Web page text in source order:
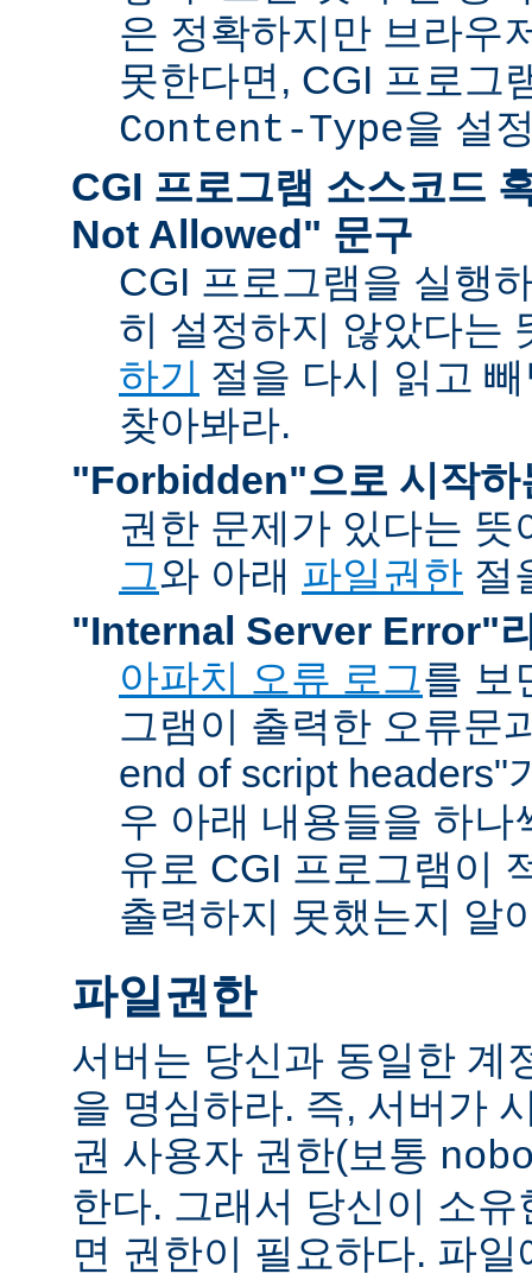
은 정확하지만 브라우
못한다면, CGI 프로그
Content-Type을 설
CGI 프로그램 소스코드
Not Allowed" 문구
CGI 프로그램을 실행
히 설정하지 않았다는
하기 절을 다시 읽고
찾아봐라.
"Forbidden"으로 시작하
권한 문제가 있다는
그와 아래 파일권한 절
"Internal Server Error"
아파치 오류 로그를 보
그램이 출력한 오류문
end of script headers"
우 아래 내용들을 하나
유로 CGI 프로그램이
출력하지 못했는지 알
파일권한
서버는 당신과 동일한 계
을 명심하라. 즉, 서버가
권 사용자 권한(보통
한다. 그래서 당신이 소
면 권한이 필요하다. 파